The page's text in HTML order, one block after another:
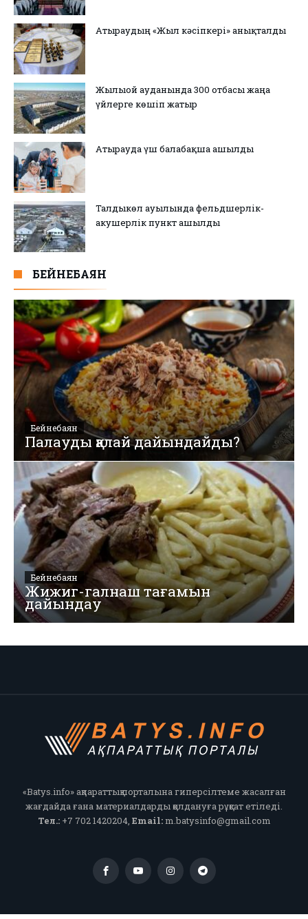
Атыраудың «Жыл кәсіпкері» анықталды
Жылыой ауданында 300 отбасы жаңа
үйлерге көшіп жатыр
Атырауда үш балабақша ашылды
Талдыкөл ауылында фельдшерлік-
акушерлік пункт ашылды
БЕЙНЕБАЯН
Бейнебаян
Палауды қалай дайындайды?
Бейнебаян
Жижиг-галнаш тағамын
дайындау
«Batys.info» ақпараттық порталына гиперсілтеме жасалған
жағдайда ғана материалдарды қолдануға рұқсат етіледі.
Тел.:+7 702 1420204, Email:m.batysinfo@gmail.com